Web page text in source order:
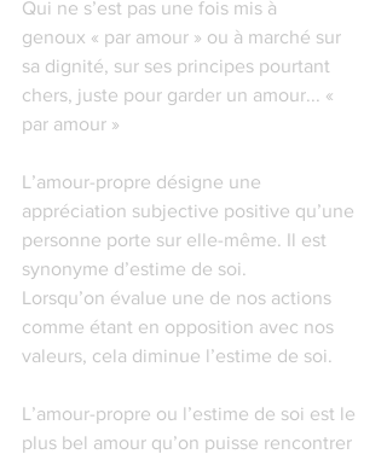
Qui ne s’est pas une fois mis à
genoux « par amour » ou à marché sur
sa dignité, sur ses principes pourtant
chers, juste pour garder un amour... «
par amour »
L’amour-propre désigne une
appréciation subjective positive qu’une
personne porte sur elle-même. Il est
synonyme d’estime de soi.
Lorsqu’on évalue une de nos actions
comme étant en opposition avec nos
valeurs, cela diminue l’estime de soi.
L’amour-propre ou l’estime de soi est le
plus bel amour qu’on puisse rencontrer